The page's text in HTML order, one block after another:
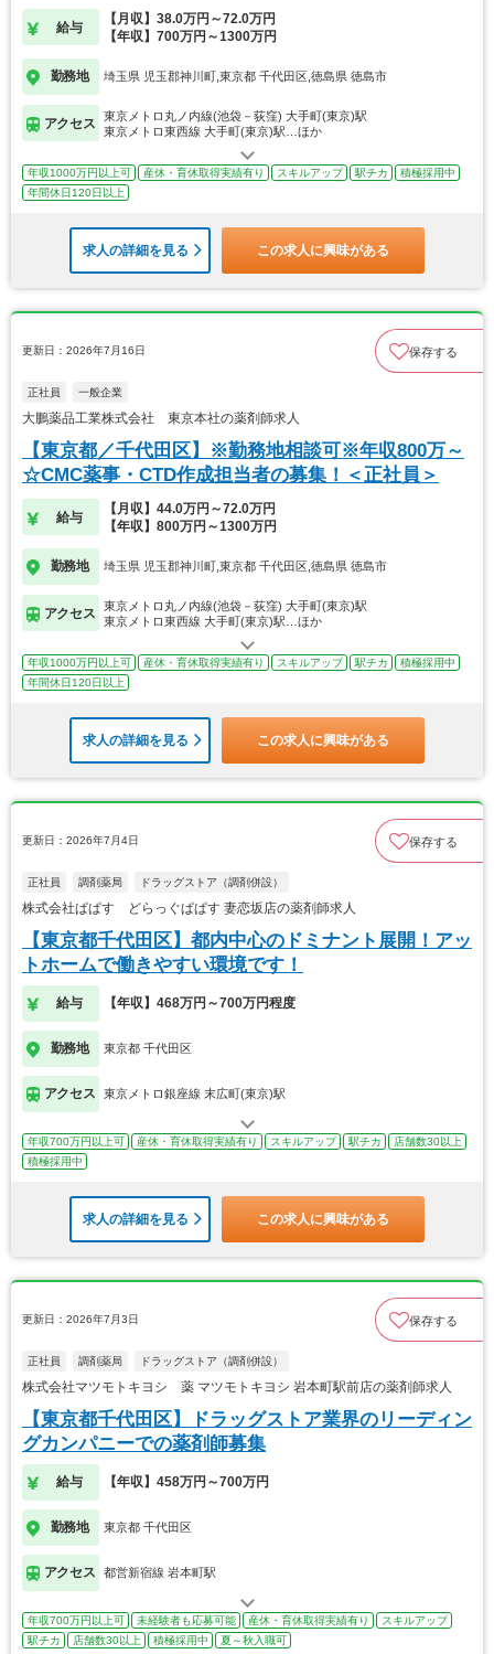
給与
【月収】38.0万円～72.0万円
【年収】700万円～1300万円
勤務地 埼玉県 児玉郡神川町,東京都 千代田区,徳島県 徳島市
アクセス
東京メトロ丸ノ内線(池袋－荻窪) 大手町(東京)駅
東京メトロ東西線 大手町(東京)駅…ほか
年収1000万円以上可 産休・育休取得実績有り スキルアップ 駅チカ
積極採用中
年間休日120日以上
求人の詳細を見る この求人に興味がある
更新日：2026年7月16日 保存する
正社員 一般企業
大鵬薬品工業株式会社 東京本社の薬剤師求人
【東京都／千代田区】※勤務地相談可※年収800万～
☆CMC薬事・CTD作成担当者の募集！＜正社員＞
給与
【月収】44.0万円～72.0万円
【年収】800万円～1300万円
勤務地 埼玉県 児玉郡神川町,東京都 千代田区,徳島県 徳島市
アクセス
東京メトロ丸ノ内線(池袋－荻窪) 大手町(東京)駅
東京メトロ東西線 大手町(東京)駅…ほか
年収1000万円以上可 産休・育休取得実績有り スキルアップ 駅チカ
積極採用中
年間休日120日以上
求人の詳細を見る この求人に興味がある
更新日：2026年7月4日 保存する
正社員 調剤薬局 ドラッグストア（調剤併設）
株式会社ぱぱす どらっぐぱぱす 妻恋坂店の薬剤師求人
【東京都千代田区】都内中心のドミナント展開！アッ
トホームで働きやすい環境です！
給与 【年収】468万円～700万円程度
勤務地 東京都 千代田区
アクセス 東京メトロ銀座線 末広町(東京)駅
年収700万円以上可 産休・育休取得実績有り スキルアップ 駅チカ
店舗数30以上
積極採用中
求人の詳細を見る この求人に興味がある
更新日：2026年7月3日 保存する
正社員 調剤薬局 ドラッグストア（調剤併設）
株式会社マツモトキヨシ 薬 マツモトキヨシ 岩本町駅前店の薬剤師求人
【東京都千代田区】ドラッグストア業界のリーディン
グカンパニーでの薬剤師募集
給与 【年収】458万円～700万円
勤務地 東京都 千代田区
アクセス 都営新宿線 岩本町駅
年収700万円以上可 未経験者も応募可能 産休・育休取得実績有り
スキルアップ
駅チカ
店舗数30以上 積極採用中 夏～秋入職可